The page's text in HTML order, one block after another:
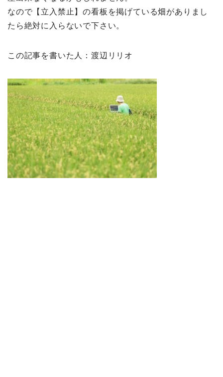
なので【立入禁止】の看板を掲げている畑がありまし
たら絶対に入らないで下さい。
この記事を書いた人：渡辺リリオ